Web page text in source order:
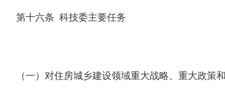
第十六条 科技委主要任务
（一）对住房城乡建设领域重大战略、重大政策